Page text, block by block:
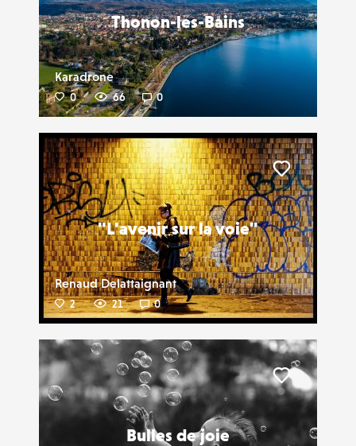
Thonon-les-Bains
Karadrone
0 66 0
"L'avenir sur la voie"
Renaud Delattaignant
2 21 0
Liker
Bulles de joie
Liker